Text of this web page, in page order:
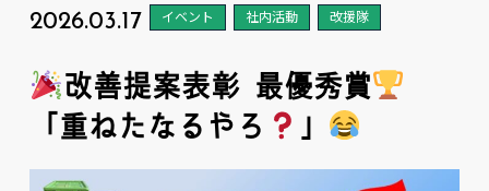
2026.03.17 イベント 社内活動 改援隊
改善提案表彰 最優秀賞
「重ねたなるやろ
」